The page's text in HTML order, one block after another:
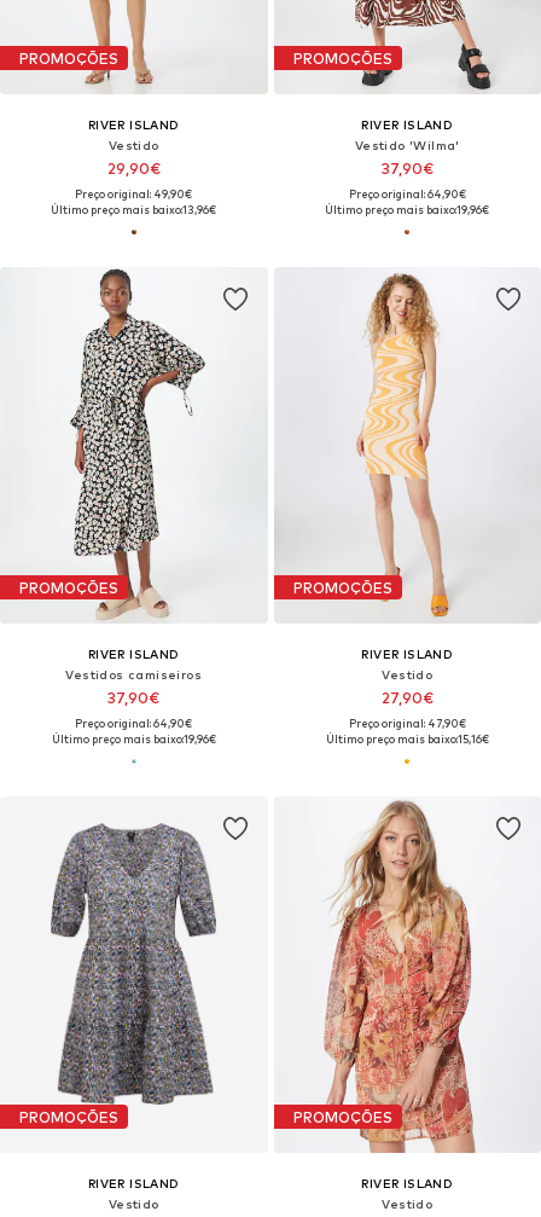
PROMOÇÕES
RIVER ISLAND
Vestido
29,90€
Preço original: 49,90€
Último preço mais baixo:13,96€
PROMOÇÕES
RIVER ISLAND
Vestido 'Wilma'
37,90€
Preço original: 64,90€
Último preço mais baixo:19,96€
PROMOÇÕES
RIVER ISLAND
Vestidos camiseiros
37,90€
Preço original: 64,90€
Último preço mais baixo:19,96€
PROMOÇÕES
RIVER ISLAND
Vestido
27,90€
Preço original: 47,90€
Último preço mais baixo:15,16€
PROMOÇÕES
RIVER ISLAND
Vestido
PROMOÇÕES
RIVER ISLAND
Vestido